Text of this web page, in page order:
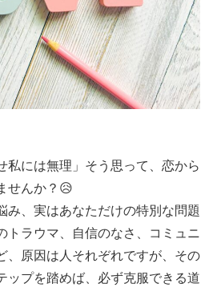
私には無理」そう思って、恋から
せんか？😥
み、実はあなただけの特別な問題
トラウマ、自信のなさ、コミュニ
、原因は人それぞれですが、その
ップを踏めば、必ず克服できる道